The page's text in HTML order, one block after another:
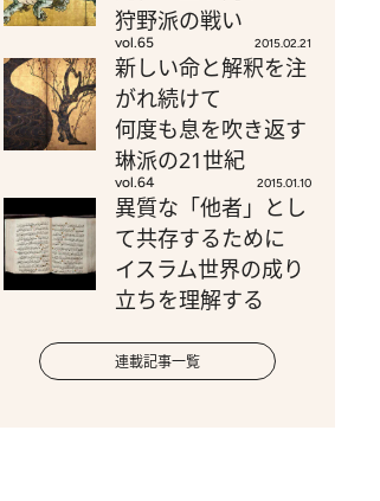
狩野派の戦い
vol.65 2015.02.21
新しい命と解釈を注
がれ続けて
何度も息を吹き返す
琳派の21世紀
vol.64 2015.01.10
異質な「他者」とし
て共存するために
イスラム世界の成り
立ちを理解する
連載記事一覧